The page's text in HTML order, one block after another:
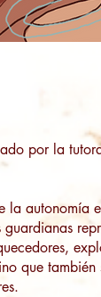
por la
la autonomía
que también